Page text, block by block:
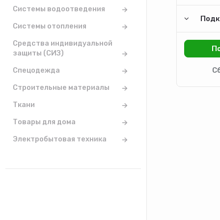
Системы водоотведения
Системы отопления
Средства индивидуальной
защиты (СИЗ)
Спецодежда
Строительные материалы
Ткани
Товары для дома
Электробытовая техника